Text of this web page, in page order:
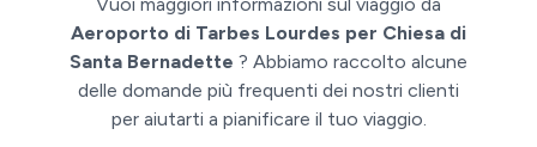
Aeroporto di Tarbes Lourdes per Chiesa di
Santa Bernadette ? Abbiamo raccolto alcune
delle domande più frequenti dei nostri clienti
per aiutarti a pianificare il tuo viaggio.